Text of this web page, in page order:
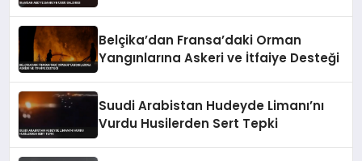
Belçika’dan Fransa’daki Orman
Yangınlarına Askeri ve İtfaiye Desteği
Suudi Arabistan Hudeyde Limanı’nı
Vurdu Husilerden Sert Tepki